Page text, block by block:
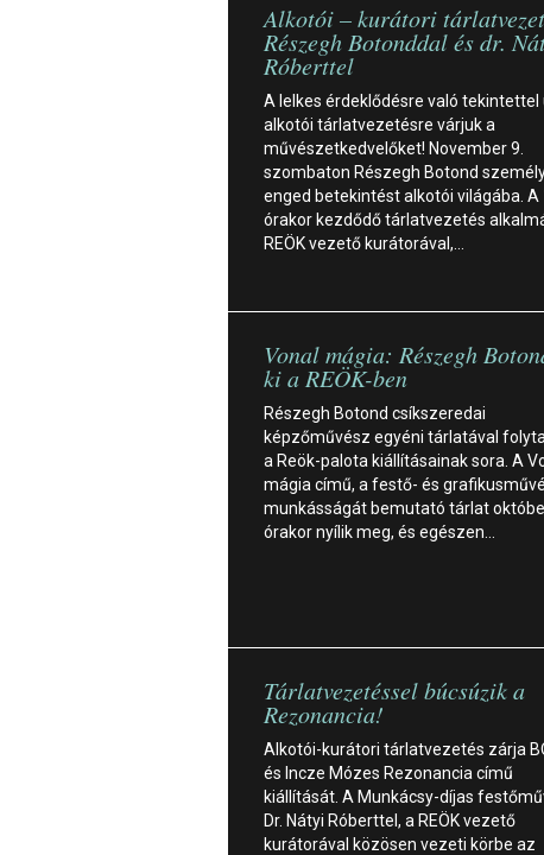
Alkotói – kurátori
Részegh Botonddal és dr.
Róberttel
A lelkes érdeklődésre való tekintettel
alkotói tárlatvezetésre várjuk a
művészetkedvelőket! November 9.
szombaton Részegh Botond
enged betekintést alkotói világába. A
órakor kezdődő tárlatvezetés
REÖK vezető kurátorával,…
Vonal mágia: Részegh
ki a REÖK-ben
Részegh Botond csíkszeredai
képzőművész egyéni tárlatával
a Reök-palota kiállításainak sora. A
mágia című, a festő- és
munkásságát bemutató tárlat
órakor nyílik meg, és egészen…
Tárlatvezetéssel búcsúzik a
Rezonancia!
Alkotói-kurátori tárlatvezetés zárja
és Incze Mózes Rezonancia című
kiállítását. A Munkácsy-díjas
Dr. Nátyi Róberttel, a REÖK vezető
kurátorával közösen vezeti körbe az